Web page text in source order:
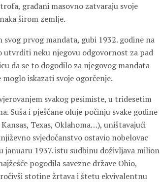
građani masovno zatvaraju svoje
širom zemlje.
prvog mandata, gubi 1932. godine na
utvrditi neku njegovu odgovornost za pad
da se to dogodilo za njegovog mandata
iskazati svoje ogorčenje.
svakog pesimiste, u tridesetim
Suša i pješčane oluje počinju svake godine
Texas, Oklahoma…), uništavajući
svjedočanstvo ostavio nobelovac
januaru 1937. istu sudbinu doživljava milion
pogodila savezne države Ohio,
stotine žrtava i štetu ekvivalentnu